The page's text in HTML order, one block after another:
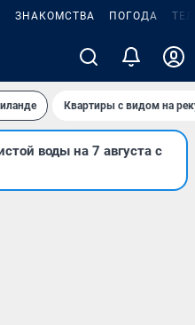
ЗНАКОМСТВА ПОГОДА
Квартиры с видом на
воды на 7 августа с